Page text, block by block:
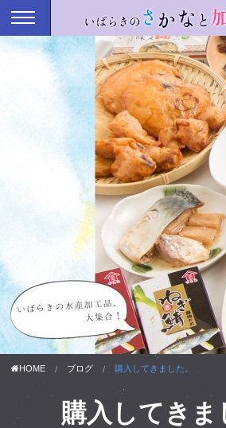
HOME ブログ 購入してきました。
購入してきま